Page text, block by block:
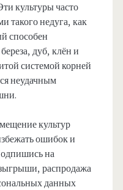
культуры часто
такого недуга, как
способен
дуб, клён и
системой корней
неудачным
культур
ошибок и
на
распродажа
данных